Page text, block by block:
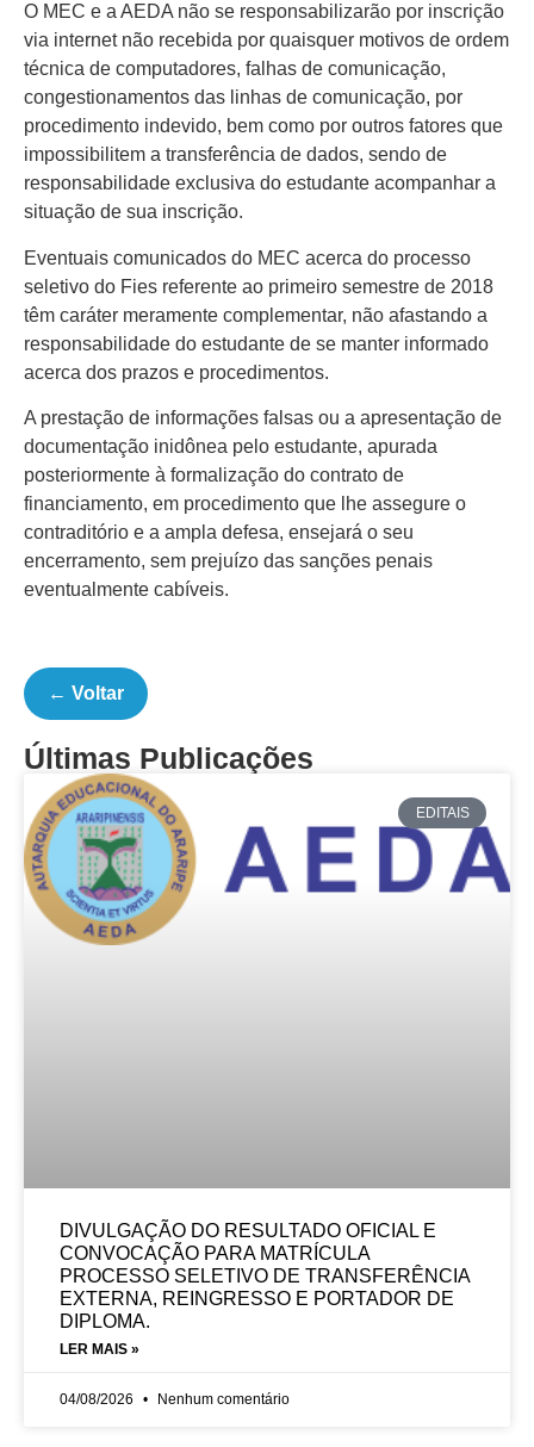
O MEC e a AEDA não se responsabilizarão por inscrição
via internet não recebida por quaisquer motivos de ordem
técnica de computadores, falhas de comunicação,
congestionamentos das linhas de comunicação, por
procedimento indevido, bem como por outros fatores que
impossibilitem a transferência de dados, sendo de
responsabilidade exclusiva do estudante acompanhar a
situação de sua inscrição.
Eventuais comunicados do MEC acerca do processo
seletivo do Fies referente ao primeiro semestre de 2018
têm caráter meramente complementar, não afastando a
responsabilidade do estudante de se manter informado
acerca dos prazos e procedimentos.
A prestação de informações falsas ou a apresentação de
documentação inidônea pelo estudante, apurada
posteriormente à formalização do contrato de
financiamento, em procedimento que lhe assegure o
contraditório e a ampla defesa, ensejará o seu
encerramento, sem prejuízo das sanções penais
eventualmente cabíveis.
← Voltar
Últimas Publicações
EDITAIS
DIVULGAÇÃO DO RESULTADO OFICIAL E
CONVOCAÇÃO PARA MATRÍCULA
PROCESSO SELETIVO DE TRANSFERÊNCIA
EXTERNA, REINGRESSO E PORTADOR DE
DIPLOMA.
LER MAIS »
04/08/2026 Nenhum comentário